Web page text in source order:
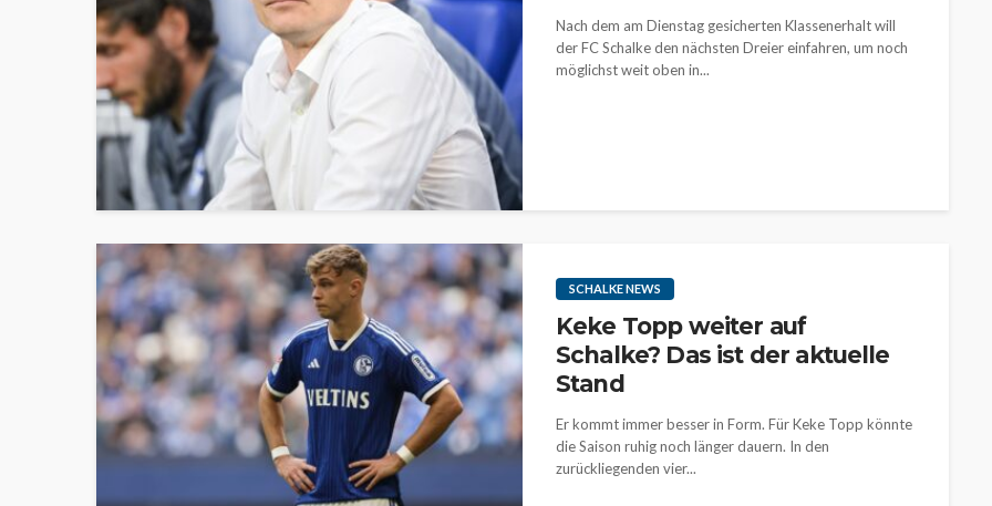
Nach dem am Dienstag gesicherten Klassenerhalt will
der FC Schalke den nächsten Dreier einfahren, um noch
möglichst weit oben in...
SCHALKE NEWS
Keke Topp weiter auf
Schalke? Das ist der aktuelle
Stand
Er kommt immer besser in Form. Für Keke Topp könnte
die Saison ruhig noch länger dauern. In den
zurückliegenden vier...